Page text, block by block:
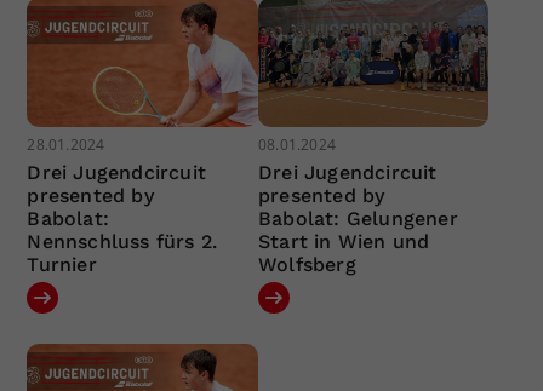
28.01.2024
Drei Jugendcircuit
presented by
Babolat:
Nennschluss fürs 2.
Turnier
08.01.2024
Drei Jugendcircuit
presented by
Babolat: Gelungener
Start in Wien und
Wolfsberg